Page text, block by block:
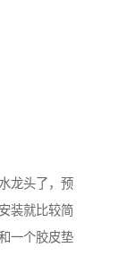
龙头了，预
装就比较简
一个胶皮垫